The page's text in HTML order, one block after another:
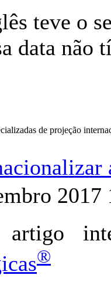
teve o
data não
de projeção
2017
artigo
®